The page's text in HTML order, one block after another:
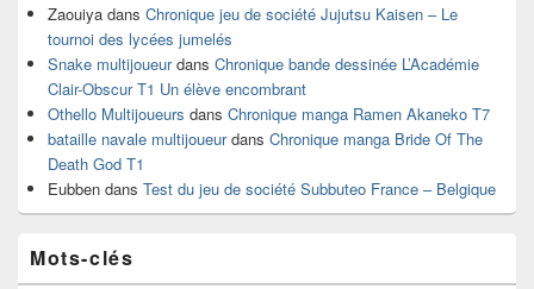
Zaouiya dans Chronique jeu de société Jujutsu Kaisen – Le
tournoi des lycées jumelés
Snake multijoueurdans Chronique bande dessinée L’Académie
Clair-Obscur T1 Un élève encombrant
Othello Multijoueurs dans Chronique manga Ramen Akaneko T7
bataille navale multijoueurdans Chronique manga Bride Of The
Death God T1
Eubben dans Test du jeu de société Subbuteo France – Belgique
Mots-clés